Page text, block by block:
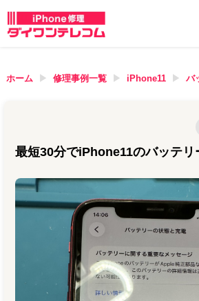
ホーム 修理事例一覧 iPhone11 バ
最短30分でiPhone11のバッテリ